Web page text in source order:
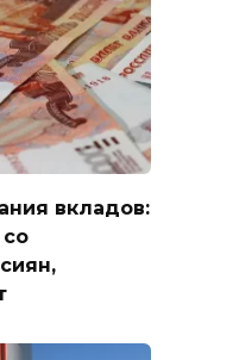
вкладов: